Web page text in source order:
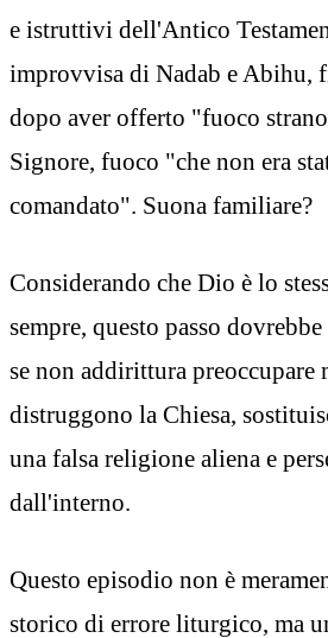
e istruttivi dell'Antico
improvvisa di Nadab e Abihu,
dopo aver offerto "fuoco
Signore, fuoco "che non era
comandato". Suona familiare?
Considerando che Dio è lo
sempre, questo passo
se non addirittura preoccupare
distruggono la Chiesa,
una falsa religione aliena e
dall'interno.
Questo episodio non è
storico di errore liturgico, ma